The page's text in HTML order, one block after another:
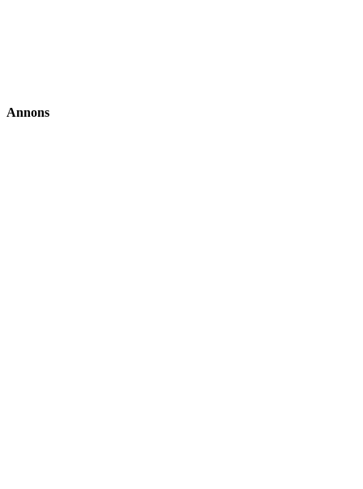
Annons